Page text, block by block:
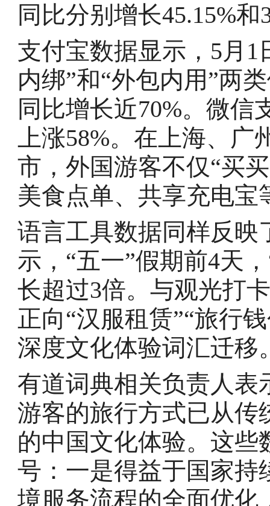
同比分别增长45.15%和
支付宝数据显示，5月1
内绑”和“外包内用”两
同比增长近70%。微信
上涨58%。在上海、广
市，外国游客不仅“买
美食点单、共享充电宝
语言工具数据同样反映
示，“五一”假期前4天
长超过3倍。与观光打
正向“汉服租赁”“旅行
深度文化体验词汇迁移
有道词典相关负责人表
游客的旅行方式已从传
的中国文化体验。这
号：一是得益于国家持
境服务流程的全面优化